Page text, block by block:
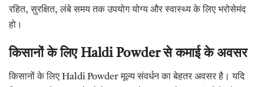
रहित, सुरक्षित, लंबे समय तक उपयोग योग्य और स्वास्थ्य के लिए भरोसेमंद
हो।
किसानों के लिए Haldi Powder से कमाई के अवसर
किसानों के लिए Haldi Powder मूल्य संवर्धन का बेहतर अवसर है। यदि